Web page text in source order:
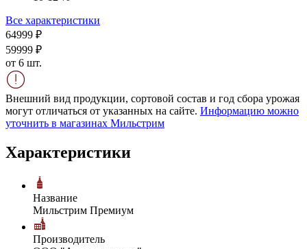
Все характеристики
64999 ₽
59999 ₽
от 6 шт.
Внешний вид продукции, сортовой состав и год сбора урожая
могут отличаться от указанных на сайте. Информацию можно
уточнить в магазинах Мильстрим
Характеристики
Название
Мильстрим Премиум
Производитель